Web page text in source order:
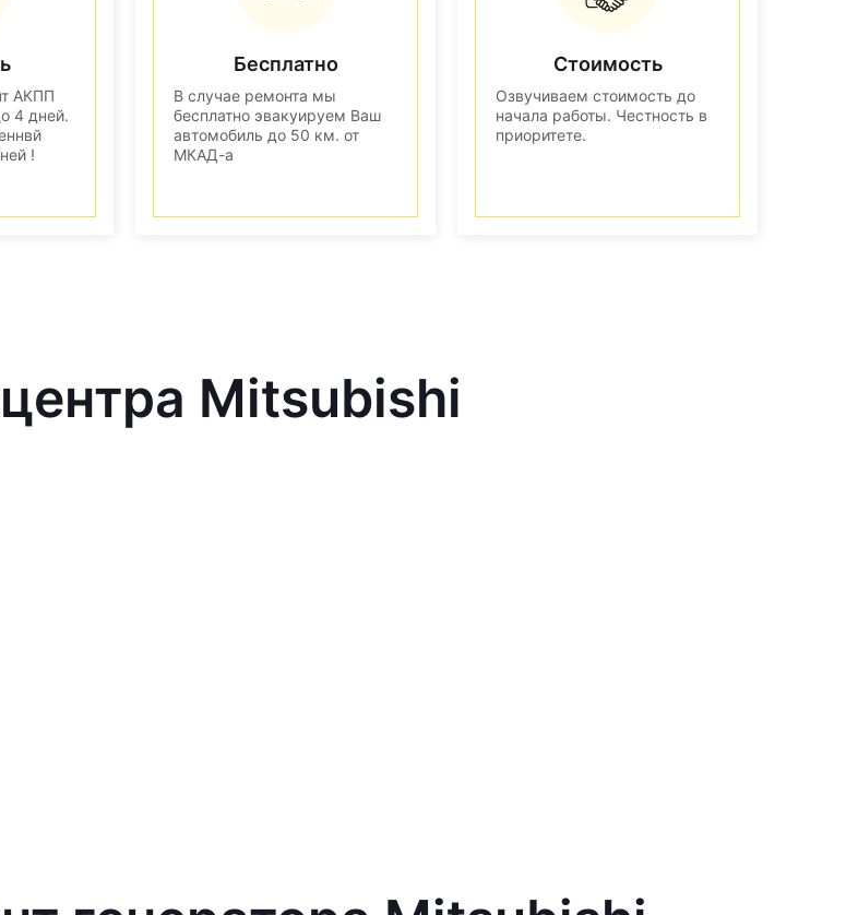
АКПП
4 дней.
!
Бесплатно
В случае ремонта мы
бесплатно эвакуируем Ваш
автомобиль до 50 км. от
МКАД-а
Стоимость
Озвучиваем стоимость до
начала работы. Честность в
приоритете.
Mitsubishi